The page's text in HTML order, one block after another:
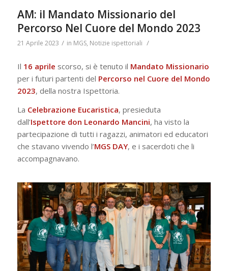
AM: il Mandato Missionario del
Percorso Nel Cuore del Mondo 2023
21 Aprile 2023 / in MGS, Notizie ispettoriali /
Il 16 aprile scorso, si è tenuto il Mandato Missionario
per i futuri partenti del Percorso nel Cuore del Mondo
2023, della nostra Ispettoria.
La Celebrazione Eucaristica, presieduta
dall’Ispettore don Leonardo Mancini, ha visto la
partecipazione di tutti i ragazzi, animatori ed educatori
che stavano vivendo l’MGS DAY, e i sacerdoti che li
accompagnavano.